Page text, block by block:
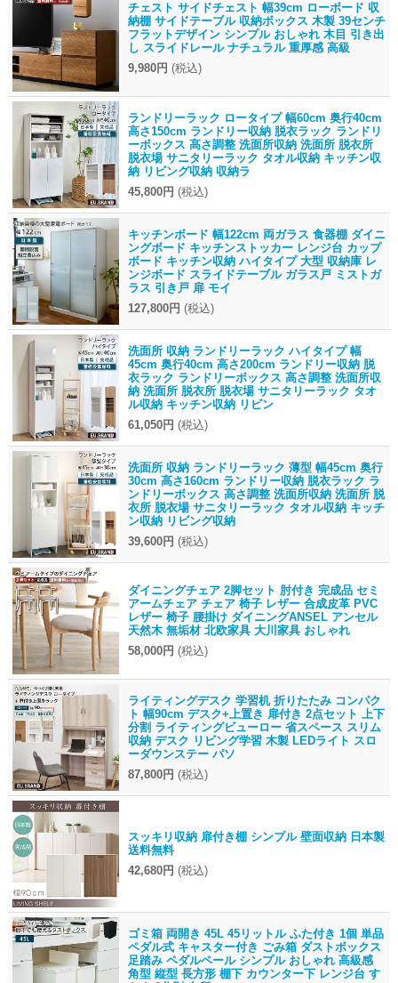
チェスト サイドチェスト 幅39cm ローボード 収
納棚 サイドテーブル 収納ボックス 木製 39センチ
フラットデザイン シンプル おしゃれ 木目 引き出
し スライドレール ナチュラル 重厚感 高級
9,980円 (税込)
ランドリーラック ロータイプ 幅60cm 奥行40cm
高さ150cm ランドリー収納 脱衣ラック ランドリ
ーボックス 高さ調整 洗面所収納 洗面所 脱衣所
脱衣場 サニタリーラック タオル収納 キッチン収
納 リビング収納 収納ラ
45,800円 (税込)
キッチンボード 幅122cm 両ガラス 食器棚 ダイニ
ングボード キッチンストッカー レンジ台 カップ
ボード キッチン収納 ハイタイプ 大型 収納庫 レ
ンジボード スライドテーブル ガラス戸 ミストガ
ラス 引き戸 扉 モイ
127,800円 (税込)
洗面所 収納 ランドリーラック ハイタイプ 幅
45cm 奥行40cm 高さ200cm ランドリー収納 脱
衣ラック ランドリーボックス 高さ調整 洗面所収
納 洗面所 脱衣所 脱衣場 サニタリーラック タオ
ル収納 キッチン収納 リビン
61,050円 (税込)
洗面所 収納 ランドリーラック 薄型 幅45cm 奥行
30cm 高さ160cm ランドリー収納 脱衣ラック ラ
ンドリーボックス 高さ調整 洗面所収納 洗面所 脱
衣所 脱衣場 サニタリーラック タオル収納 キッチ
ン収納 リビング収納
39,600円 (税込)
ダイニングチェア 2脚セット 肘付き 完成品 セミ
アームチェア チェア 椅子 レザー 合成皮革 PVC
レザー 椅子 腰掛け ダイニングANSEL アンセル
天然木 無垢材 北欧家具 大川家具 おしゃれ
58,000円 (税込)
ライティングデスク 学習机 折りたたみ コンパク
ト 幅90cm デスク+上置き 扉付き 2点セット 上下
分割 ライティングビューロー 省スペース スリム
収納 デスク リビング学習 木製 LEDライト スロ
ーダウンステー パソ
87,800円 (税込)
スッキリ収納 扉付き棚 シンプル 壁面収納 日本製
送料無料
42,680円 (税込)
ゴミ箱 両開き 45L 45リットル ふた付き 1個 単品
ペダル式 キャスター付き ごみ箱 ダストボックス
足踏み ペダルペール シンプル おしゃれ 高級感
角型 縦型 長方形 棚下 カウンター下 レンジ台 す